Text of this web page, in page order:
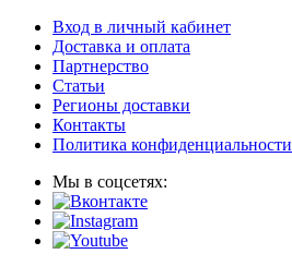
Вход в личный кабинет
Доставка и оплата
Партнерство
Статьи
Регионы доставки
Контакты
Политика конфиденциальности
Мы в соцсетях: